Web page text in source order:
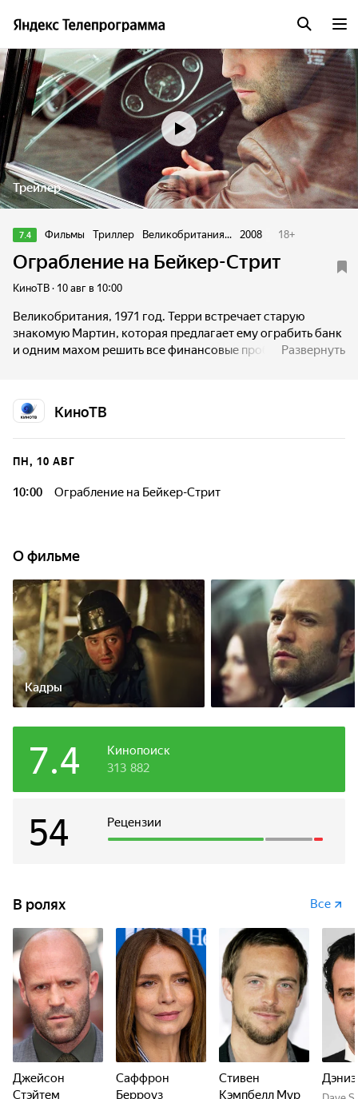
Трейлер
7.4 Фильмы Триллер Великобритания... 2008 18+
Ограбление на Бейкер-Стрит
КиноТВ · 10 авг в 10:00
Великобритания, 1971 год. Терри встречает старую
знакомую Мартин, которая предлагает ему ограбить банк
и одним махом решить все финансовые проблемы. Но на
Ограбление проходит успешно, но события принимают
неожиданный поворот.
Развернуть
КиноТВ
ПН, 10 АВГ
10:00 Ограбление на Бейкер-Стрит
О фильме
Кадры
Кинопоиск
7.4 313 882
Рецензии
54
В ролях Все
Джейсон
Стэйтем
Саффрон
Берроуз
Стивен
Кэмпбелл Мур